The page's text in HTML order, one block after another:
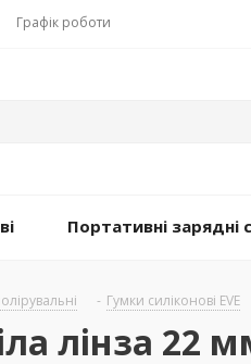
Графік роботи
Портативні зарядні
- Гумки силіконові EVE
лінза 22